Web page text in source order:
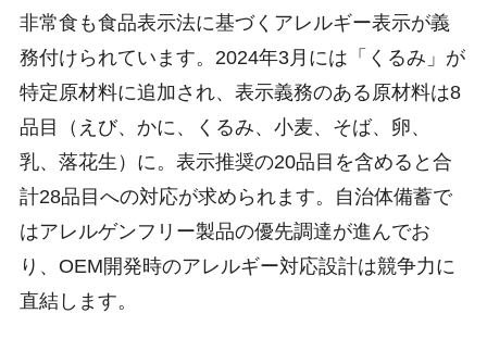
非常食も食品表示法に基づくアレルギー表示が義
務付けられています。2024年3月には「くるみ」が
特定原材料に追加され、表示義務のある原材料は8
品目（えび、かに、くるみ、小麦、そば、卵、
乳、落花生）に。表示推奨の20品目を含めると合
計28品目への対応が求められます。自治体備蓄で
はアレルゲンフリー製品の優先調達が進んでお
り、OEM開発時のアレルギー対応設計は競争力に
直結します。